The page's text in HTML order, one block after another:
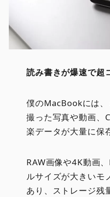
読み書きが爆速で超
僕のMacBookには
撮った写真や動画、
楽データが大量に保
RAW画像や4K動画
ルサイズが大きいモ
あり、ストレージ残